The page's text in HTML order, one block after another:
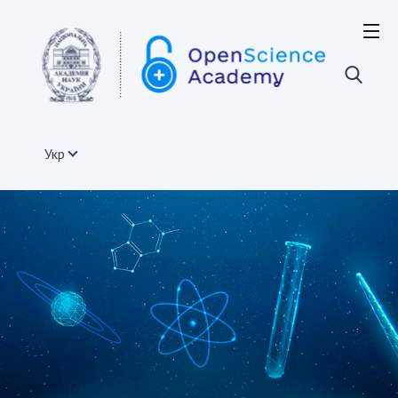
Укр
ВІДКРИТА НАУКА У СВІТІ
Європейський Союз
Міжнародні організації
Інші країни
Проекти з розвитку відкритої науки
Публікації, презентації
ВІДКРИТА НАУКА В УКРАЇНІ
Нормативно-правові акти